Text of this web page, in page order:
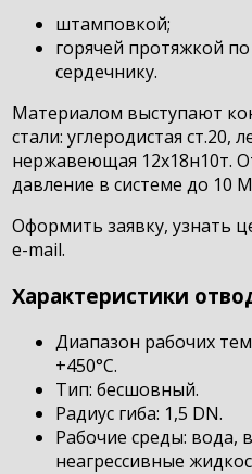
штамповкой;
горячей протяжкой
сердечнику.
Материалом выступают
стали: углеродистая ст.20,
нержавеющая 12х18н10т.
давление в системе до 10
Оформить заявку, узнать
e-mail.
Характеристики
Диапазон рабочих
+450°С.
Тип: бесшовный.
Радиус гиба: 1,5 DN.
Рабочие среды: вода,
неагрессивные